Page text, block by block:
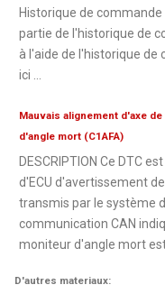
Historique de commande
partie de l'historique de
à l'aide de l'historique de
ici ...
Mauvais alignement d'axe
d'angle mort (C1AFA)
DESCRIPTION Ce DTC
d'ECU d'avertissement
transmis par le système
communication CAN
moniteur d'angle mort est
D'autres materiaux: